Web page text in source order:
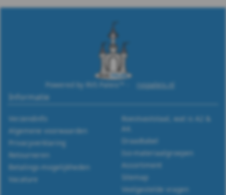
Powered by RVS Paleis™ - rvspaleis.nl
Informatie
Verzendinfo
Algemene voorwaarden
Privacyverklaring
Retourneren
Betalings-mogelijkheden
Vacature
Roestvaststaal, wat is A2 &
A4.
Draadtabel
Iso-materiaalgroepen
Assortiment
Sitemap
Veelgestelde vragen